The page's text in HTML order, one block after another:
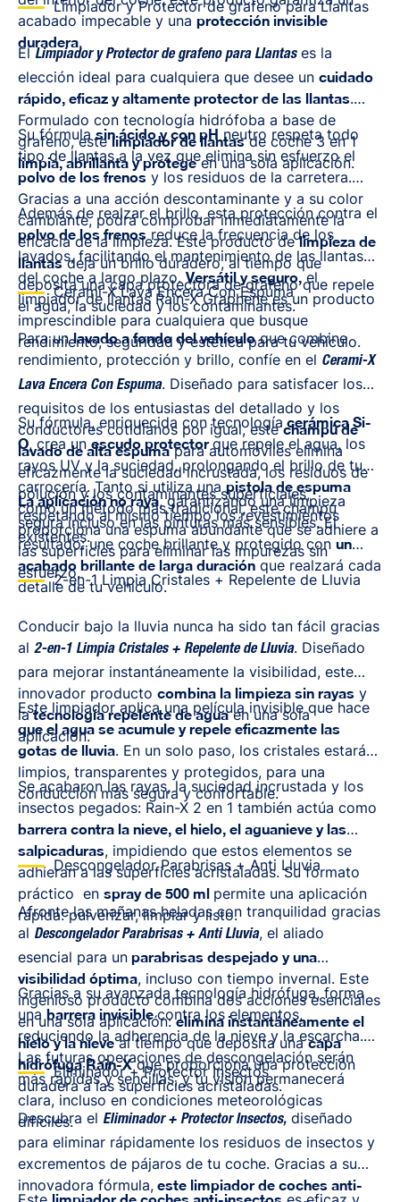
acabado impecable y una protección invisible
duradera.
Limpiador y Protector de grafeno para Llantas
ElLimpiador y Protector de grafeno para Llantases la
elección ideal para cualquiera que desee un cuidado
rápido, eficaz y altamente protector de las llantas.
Formulado con tecnología hidrófoba a base de
grafeno, estelimpiador de llantasde coche 3 en 1
limpia, abrillanta y protegeen una sola aplicación.
Su fórmulasin ácido y con pH neutro respeta todo
tipo de llantas a la vez que elimina sin esfuerzo el
polvo de los frenos y los residuos de la carretera.
Gracias a una acción descontaminante y a su color
cambiante, podrá comprobar inmediatamente la
eficacia de la limpieza. Este producto delimpieza de
llantasdeja un brillo duradero, al tiempo que
deposita una capa protectora de grafeno que repele
el agua, la suciedad y los contaminantes.
Además de realzar el brillo, esta protección contra el
polvo de los frenosreduce la frecuencia de los
lavados, facilitando el mantenimiento de las llantas
del coche a largo plazo. Versátil y seguro,el
limpiador de llantas Rain-X Graphene es un producto
imprescindible para cualquiera que busque
rendimiento, seguridad y estética para tu vehículo.
Cerami-X Lava Encera Con Espuma
Para unlavado a fondo del vehículoque combine
rendimiento, protección y brillo, confíe en el Cerami-X
Lava Encera Con Espuma. Diseñado para satisfacer los
requisitos de los entusiastas del detallado y los
conductores cotidianos por igual, estechampú de
lavado de alta espumapara automóviles elimina
eficazmente la suciedad incrustada, los residuos de
polución y los contaminantes superficiales,
respetando al mismo tiempo los revestimientos
existentes.
Su fórmula, enriquecida con tecnología cerámica Si-
O, crea un escudo protectorque repele el agua, los
rayos UV y la suciedad, prolongando el brillo de tu
carrocería. Tanto si utiliza unapistola de espuma
como un método más tradicional, este champú
proporciona una espuma abundante que se adhiere a
las superficies para eliminar las impurezas sin
esfuerzo.
La aplicación no raya, garantizando una limpieza
segura incluso en las pinturas más sensibles. El
resultado: une coche brillante y protegido con un
acabado brillante de larga duración que realzará cada
detalle de tu vehículo.
2-en-1 Limpia Cristales + Repelente de Lluvia
Conducir bajo la lluvia nunca ha sido tan fácil gracias
al 2-en-1 Limpia Cristales + Repelente de Lluvia. Diseñado
para mejorar instantáneamente la visibilidad, este
innovador producto combina la limpieza sin rayas y
latecnología repelente de aguaen una sola
aplicación.
Este limpiador aplica una película invisible que hace
que el agua se acumule y repele eficazmente las
gotas de lluvia. En un solo paso, los cristales estarán
limpios, transparentes y protegidos, para una
conducción más segura y confortable.
Se acabaron las rayas, la suciedad incrustada y los
insectos pegados: Rain-X 2 en 1 también actúa como
barrera contra la nieve, el hielo, el aguanieve y las
salpicaduras, impidiendo que estos elementos se
adhieran a las superficies acristaladas. Su formato
práctico en spray de 500 ml permite una aplicación
rápida: pulverizar, limpiar y listo.
Descongelador Parabrisas + Anti Lluvia
Afronte las mañanas heladas con tranquilidad gracias
al Descongelador Parabrisas + Anti Lluvia, el aliado
esencial para un parabrisas despejado y una
visibilidad óptima, incluso con tiempo invernal. Este
ingenioso producto combina dos acciones esenciales
en una sola aplicación:elimina instantáneamente el
hielo y la nieveal tiempo que deposita unacapa
hidrófuga Rain-Xque proporciona una protección
duradera a las superficies acristaladas.
Gracias a su avanzada tecnología hidrófuga, forma
unabarrera invisiblecontra los elementos,
reduciendo la adherencia de la nieve y la escarcha.
Las futuras operaciones de descongelación serán
más rápidas y sencillas, y tu visión permanecerá
clara, incluso en condiciones meteorológicas
difíciles.
Eliminador + Protector Insectos
Descubra el Eliminador + Protector Insectos, diseñado
para eliminar rápidamente los residuos de insectos y
excrementos de pájaros de tu coche. Gracias a su
innovadora fórmula, este limpiador de coches anti-